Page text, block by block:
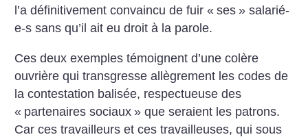
l’a définitivement convaincu de fuir « ses » salarié-
e-s sans qu’il ait eu droit à la parole.
Ces deux exemples témoignent d’une colère
ouvrière qui transgresse allègrement les codes de
la contestation balisée, respectueuse des
« partenaires sociaux » que seraient les patrons.
Car ces travailleurs et ces travailleuses, qui sous